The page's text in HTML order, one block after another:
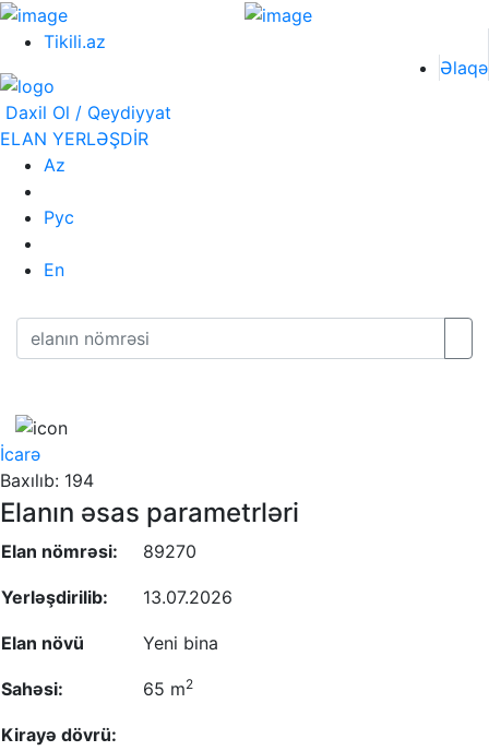
Tikili.az
Əlaqə
Daxil Ol / Qeydiyyat
ELAN YERLƏŞDİR
Az
Рус
En
İcarə
Baxılıb: 194
Elanın əsas parametrləri
Elan nömrəsi: 89270
Yerləşdirilib: 13.07.2026
Elan növü Yeni bina
Sahəsi: 65 m2
Kirayə dövrü: